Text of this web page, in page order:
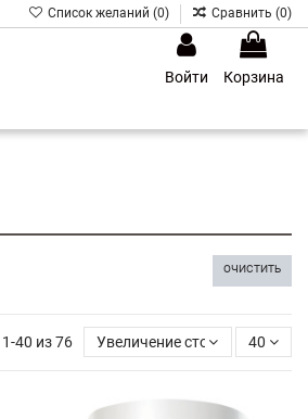
Список желаний (0) Сравнить (0)
Войти
Корзина
ОЧИСТИТЬ
40 из 76 Увеличение стоимости
40